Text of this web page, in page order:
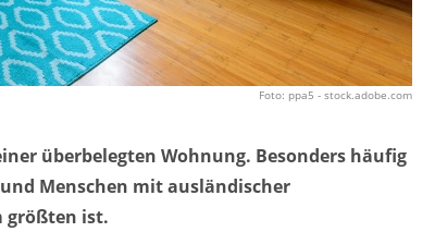
Foto: ppa5 - stock.adobe.com
überbelegten Wohnung. Besonders häufig
Menschen mit ausländischer
größten ist.